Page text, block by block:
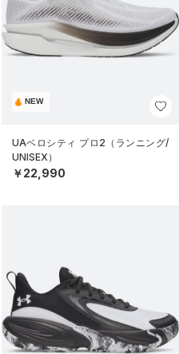
NEW
UAベロシティ プロ2（ランニング/
UNISEX）
￥22,990